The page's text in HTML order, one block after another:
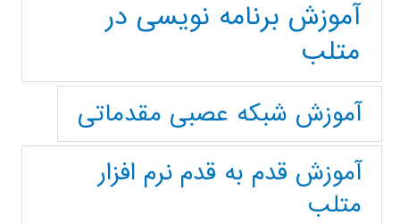
آموزش برنامه نویسی در
متلب
آموزش شبکه عصبی مقدماتی
آموزش قدم به قدم نرم افزار
متلب